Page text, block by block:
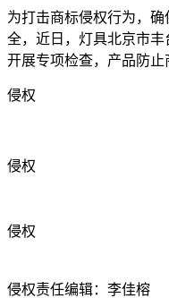
为打击商标侵权行为，确
全，近日，灯具北京市
开展专项检查，产品防
侵权
侵权
侵权
侵权责任编辑：李佳榕